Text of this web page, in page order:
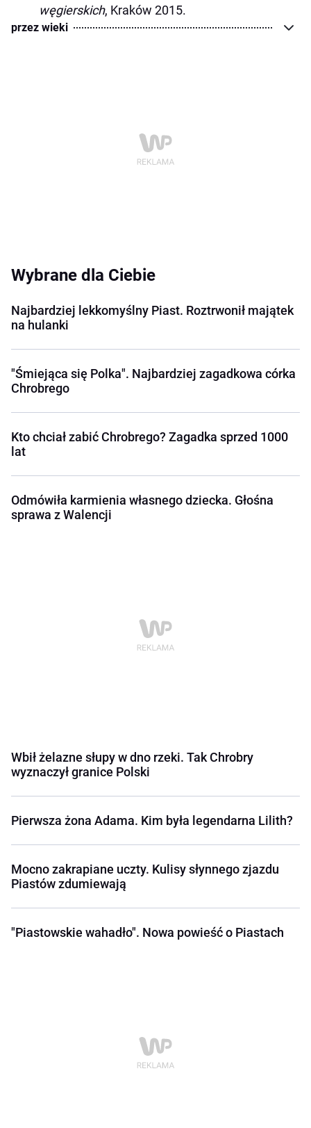
węgierskich, Kraków 2015.
przez wieki
Wybrane dla Ciebie
Najbardziej lekkomyślny Piast. Roztrwonił majątek
na hulanki
"Śmiejąca się Polka". Najbardziej zagadkowa córka
Chrobrego
Kto chciał zabić Chrobrego? Zagadka sprzed 1000
lat
Odmówiła karmienia własnego dziecka. Głośna
sprawa z Walencji
Wbił żelazne słupy w dno rzeki. Tak Chrobry
wyznaczył granice Polski
Pierwsza żona Adama. Kim była legendarna Lilith?
Mocno zakrapiane uczty. Kulisy słynnego zjazdu
Piastów zdumiewają
"Piastowskie wahadło". Nowa powieść o Piastach